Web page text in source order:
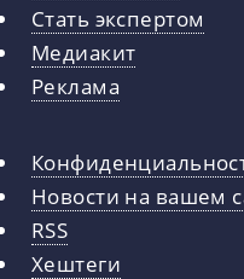
Стать экспертом
Медиакит
Реклама
Новости на вашем
RSS
Хештеги